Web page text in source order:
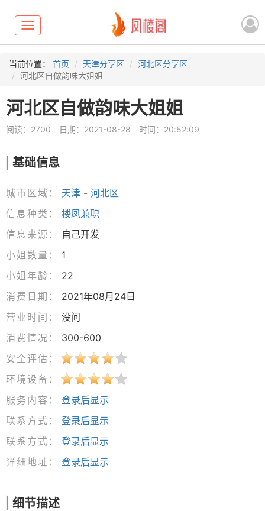
Toggle
navigation
当前位置： 首页 天津分享区
河北区分享区
河北区自做韵味大姐姐
河北区自做韵味大姐姐
阅读：2700 日期：2021-08-28 时间：20:52:09
基础信息
城市区域： 天津 - 河北区
信息种类：
楼凤兼职
信息来源：
自己开发
小姐数量：
1
小姐年龄：
22
消费日期：
2021年08月24日
营业时间：
没问
消费情况：
300-600
安全评估：
环境设备：
服务内容：
登录后显示
联系方式：
登录后显示
联系方式：
登录后显示
详细地址：
登录后显示
细节描述